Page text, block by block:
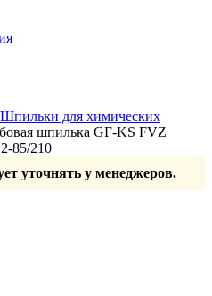
Шпильки для химических
шпилька GF-KS FVZ
85/210
уточнять у менеджеров.